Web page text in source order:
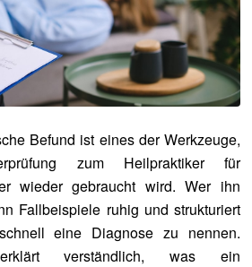
Befund ist eines der Werkzeuge,
zum Heilpraktiker für
wieder gebraucht wird. Wer ihn
Fallbeispiele ruhig und strukturiert
eine Diagnose zu nennen.
verständlich, was ein